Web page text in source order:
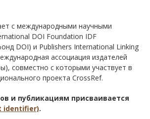
с международными научными
DOI Foundation IDF
DOI) и Publishers International Linking
ассоциация издателей
совместно с которыми участвует в
проекта CrossRef.
и публикациям присваивается
identifier).